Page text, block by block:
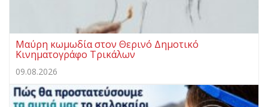
Μαύρη κωμωδία στον Θερινό Δημοτικό
Κινηματογράφο Τρικάλων
09.08.2026